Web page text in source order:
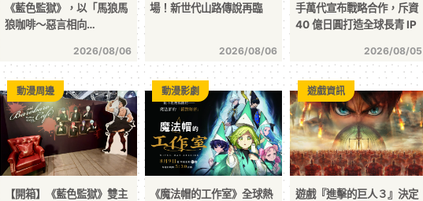
《藍色監獄》，以「馬狼馬
狼咖啡～惡言相向…
2026/08/06
場！新世代山路傳說再臨
2026/08/06
手萬代宣布戰略合作，斥資
40 億日圓打造全球長青 IP
2026/08/05
【開箱】《藍色監獄》雙主
動漫周邊
《魔法帽的工作室》全球熱
動漫影劇
遊戲『進擊的巨人３』決定
遊戲資訊